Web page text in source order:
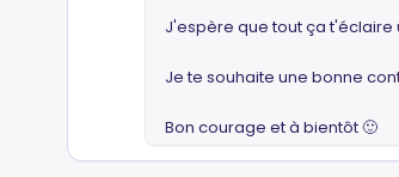
J'espère que tout ça t'éclaire
Je te souhaite une bonne
Bon courage et à bientôt 🙂